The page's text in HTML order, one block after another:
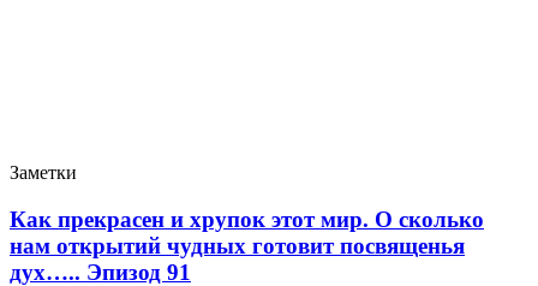
Заметки
Как прекрасен и хрупок этот мир. О сколько
нам открытий чудных готовит посвященья
дух….. Эпизод 91